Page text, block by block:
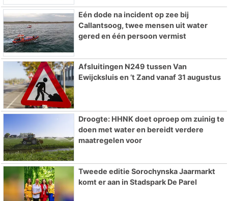
Eén dode na incident op zee bij
Callantsoog, twee mensen uit water
gered en één persoon vermist
Afsluitingen N249 tussen Van
Ewijcksluis en ’t Zand vanaf 31 augustus
Droogte: HHNK doet oproep om zuinig te
doen met water en bereidt verdere
maatregelen voor
Tweede editie Sorochynska Jaarmarkt
komt er aan in Stadspark De Parel